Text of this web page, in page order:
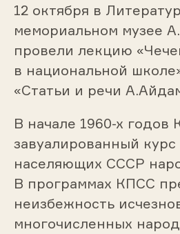
12 октября в
мемориальном музее
провели лекцию
в национальной
«Статьи и речи
В начале 1960-х годов
завуалированный
населяющих СССР
В программах КПСС
неизбежность
многочисленных